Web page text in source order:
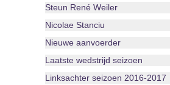
Steun René Weiler
Nicolae Stanciu
Nieuwe aanvoerder
Laatste wedstrijd seizoen
Linksachter seizoen 2016-2017